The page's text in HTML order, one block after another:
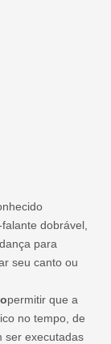
dobrável,
para
seu canto ou
permitir que a
no tempo, de
ser executadas